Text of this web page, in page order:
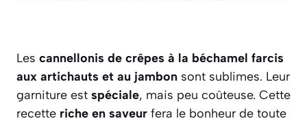
Les cannellonis de crêpes à la béchamel farcis
aux artichauts et au jambon sont sublimes. Leur
garniture est spéciale, mais peu coûteuse. Cette
recette riche en saveur fera le bonheur de toute